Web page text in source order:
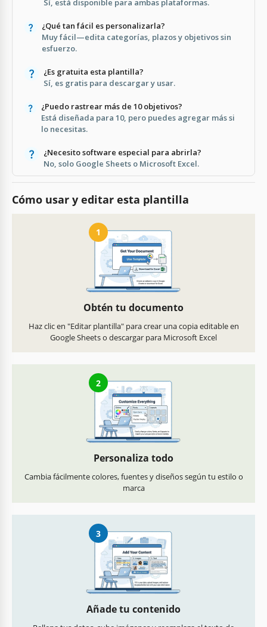
¿Qué tan fácil es personalizarla?
Muy fácil—edita categorías, plazos y objetivos sin
esfuerzo.
¿Es gratuita esta plantilla?
Sí, es gratis para descargar y usar.
¿Puedo rastrear más de 10 objetivos?
Está diseñada para 10, pero puedes agregar más si
lo necesitas.
¿Necesito software especial para abrirla?
No, solo Google Sheets o Microsoft Excel.
Cómo usar y editar esta plantilla
1
Obtén tu documento
Haz clic en "Editar plantilla" para crear una copia editable en
Google Sheets o descargar para Microsoft Excel
2
Personaliza todo
Cambia fácilmente colores, fuentes y diseños según tu estilo o
marca
3
Añade tu contenido